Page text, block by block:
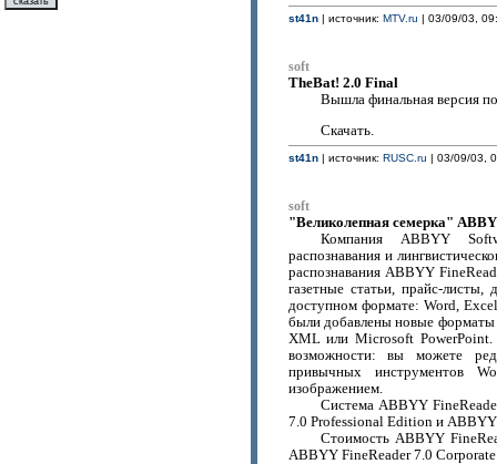
st41n| источник: MTV.ru | 03/09/03,
soft
TheBat! 2.0 Final
Вышла финальная версия
Скачать.
st41n| источник: RUSC.ru | 03/09/03,
soft
"Великолепная семерка"
Компания ABBYY
распознавания и
распознавания ABBYY
газетные статьи, прайс-
доступном формате: Word,
были добавлены новые
XML или Microsoft
возможности: вы можете
привычных инструментов
изображением.
Система ABBYY
7.0 Professional Edition и
Стоимость ABBYY
ABBYY FineReader 7.0